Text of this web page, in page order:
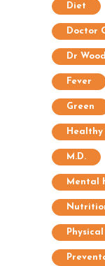
Diet
Doctor
Dr Wood
Fever
Green
M.D.
Mental
Physical